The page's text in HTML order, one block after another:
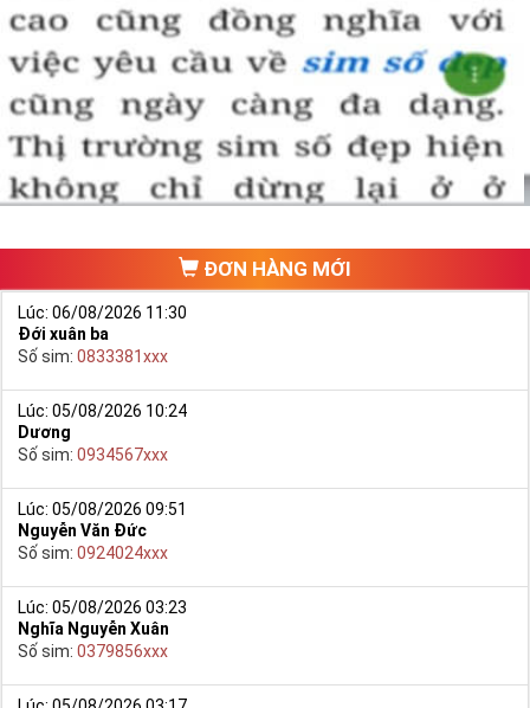
những người không tìm được loại sim giảm giá này để có
Chính vì thế tại sao chúng ta lại không săn lùng sim giảm
giá sim số đẹp giá rẻ này để đầu tư sinh lãi thỏa sức niềm
đam mê sim số đẹp
Cách đây nhiều năm về trước khi dịch vụ mua bán trực tuyến
chưa phát triển, khách hàng muốn mua một sim số đẹp phải
trong một list.
ĐƠN HÀNG MỚI
Lúc: 06/08/2026 11:30
Đới xuân ba
Số sim: 0833381xxx
Lúc: 05/08/2026 10:24
Dương
Số sim: 0934567xxx
Lúc: 05/08/2026 09:51
Nguyễn Văn Đức
Số sim: 0924024xxx
Lúc: 05/08/2026 03:23
Nghĩa Nguyễn Xuân
Số sim: 0379856xxx